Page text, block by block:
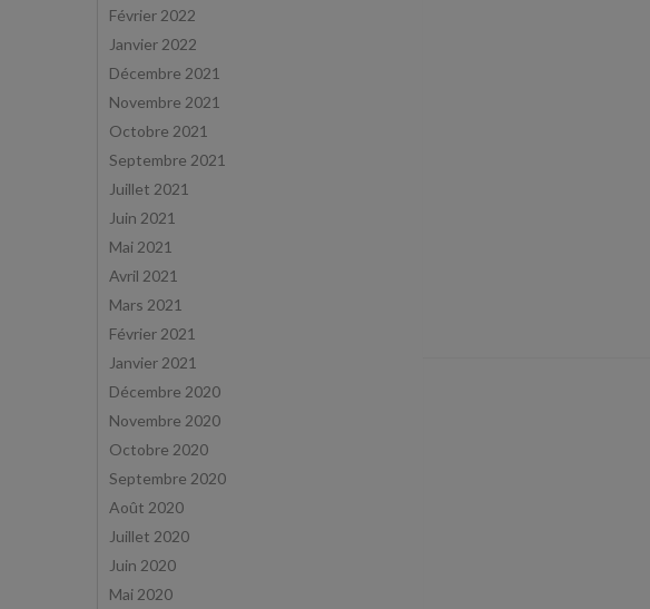
Février 2022
Janvier 2022
Décembre 2021
Novembre 2021
Octobre 2021
Septembre 2021
Juillet 2021
Juin 2021
Mai 2021
Avril 2021
Mars 2021
Février 2021
Janvier 2021
Décembre 2020
Novembre 2020
Octobre 2020
Septembre 2020
Août 2020
Juillet 2020
Juin 2020
Mai 2020